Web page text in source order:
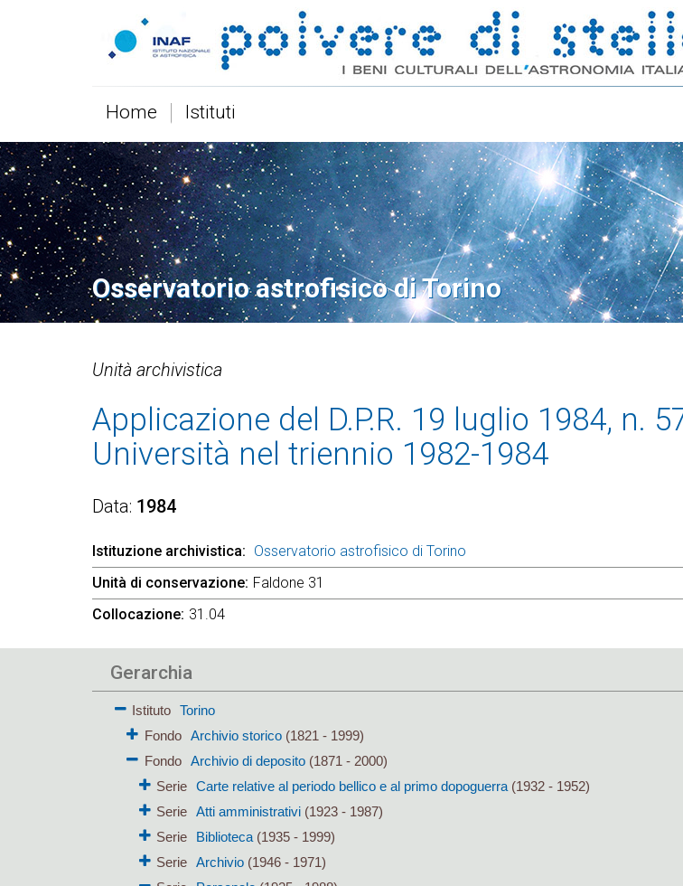
Home Istituti
Osservatorio astrofisico di Torino
Unità archivistica
Applicazione del D.P.R. 19 luglio 1984, n.
Università nel triennio 1982-1984
Data 1984
Istituzione archivistica
Osservatorio astrofisico di Torino
Unità di conservazione Faldone 31
Collocazione 31.04
Gerarchia
Istituto
Torino
Fondo
Archivio storico(1821 - 1999)
Fondo
Archivio di deposito(1871 - 2000)
Serie Carte relative al periodo bellico e al primo dopoguerra(1932 - 1952)
Serie Atti amministrativi(1923 - 1987)
Serie
Biblioteca(1935 - 1999)
Serie Archivio(1946 - 1971)